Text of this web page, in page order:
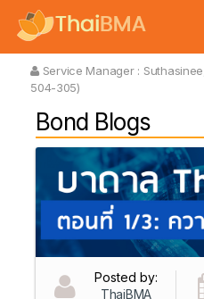
Service Manager :
504-305)
Bond Blogs
Posted by:
ThaiBMA